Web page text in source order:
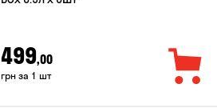
499,00
грн за 1 шт